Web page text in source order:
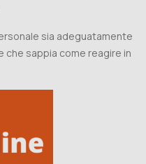
sia adeguatamente
sappia come reagire in